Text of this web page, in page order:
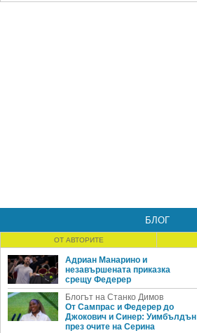
БЛОГ
ОТ АВТОРИТЕ
Адриан Манарино и
незавършената приказка
срещу Федерер
Блогът на Станко Димов
От Сампрас и Федерер до
Джокович и Синер: Уимбълдън
през очите на Серина